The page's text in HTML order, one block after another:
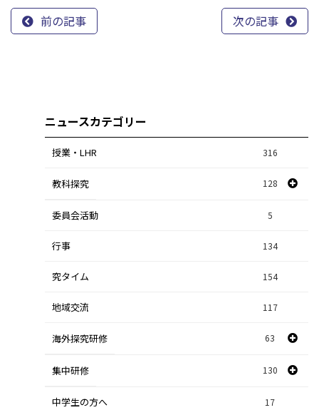
前の記事 次の記事
ニュースカテゴリー
授業・LHR 316
教科探究 128
スポーツ探究 1
課題研究 84
自然探究 2
数学探究 2
社会探究 23
人文探究 9
委員会活動 5
行事 134
究タイム 154
地域交流 117
海外探究研修 63
探究研修 28
集中研修 130
集中研修（スポーツ探究科） 36
中学生の方へ 17